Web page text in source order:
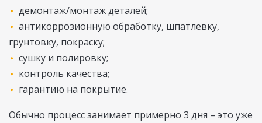
демонтаж/монтаж деталей;
антикоррозионную обработку, шпатлевку,
грунтовку, покраску;
сушку и полировку;
контроль качества;
гарантию на покрытие.
Обычно процесс занимает примерно 3 дня – это уже